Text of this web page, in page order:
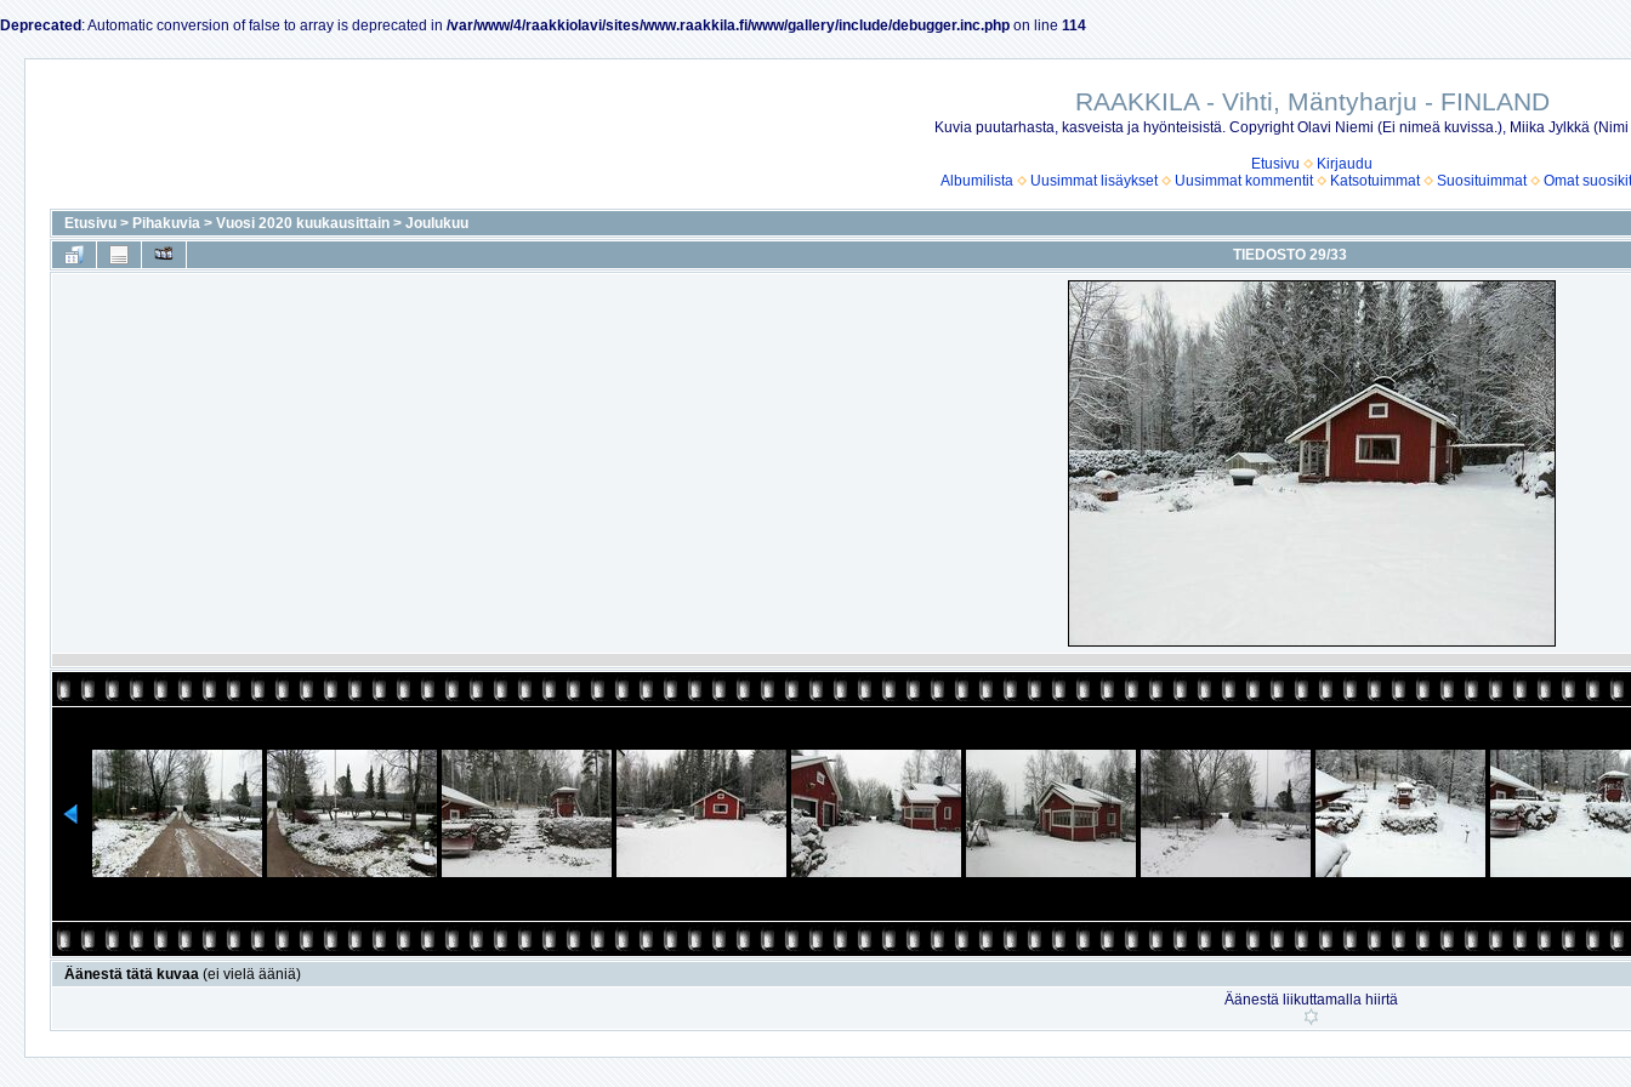
Deprecated : Automatic conversion of false to array is deprecated in /var/www/4/raakkiolavi/sites/www.raakkila.fi/www/gallery/include/debugger.inc.php on line 114
RAAKKILA - Vihti, Mäntyharju - FINLAND
Kuvia puutarhasta, kasveista ja hyönteisistä. Copyright Olavi Niemi (Ei nimeä kuvissa.), Miika Jylkkä
Etusivu
Kirjaudu
Albumilista
Uusimmat lisäykset Uusimmat kommentit Katsotuimmat Suosituimmat Omat suosikit
Etusivu > Pihakuvia > Vuosi 2020 kuukausittain > Joulukuu
TIEDOSTO 29/33
Äänestä tätä kuvaa (ei vielä ääniä)
Äänestä liikuttamalla hiirtä